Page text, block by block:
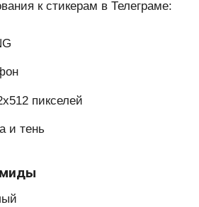
к стикерам в Телеграме:
пикселей
и тень